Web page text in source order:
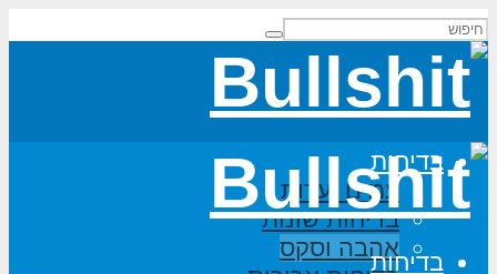
בדיחות
עמים ועדות
בדיחות שונות
אהבה וסקס
בדיחות